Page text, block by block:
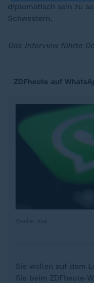
diplomatisch sein zu
Schwestern.
Das Interview führte
ZDFheute auf
Sie wollen auf dem
Sie beim ZDFheute-